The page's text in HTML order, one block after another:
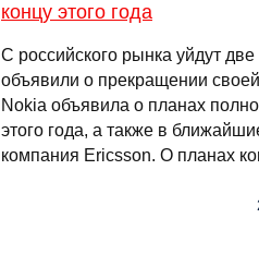
концу этого года
С российского рынка уйдут
объявили о прекращении
Nokia объявила о планах
этого года, а также в
компания Ericsson. О планах